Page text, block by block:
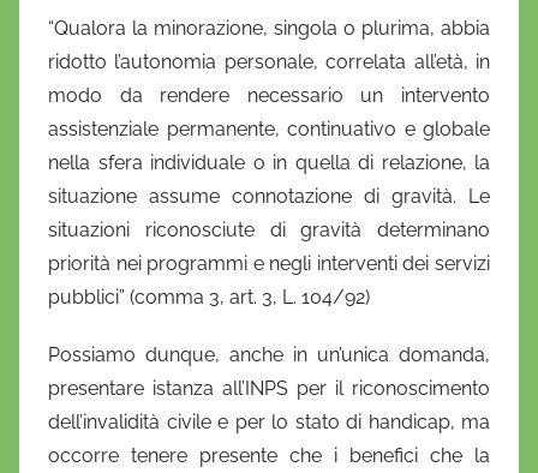
“Qualora la minorazione, singola o plurima, abbia
ridotto l’autonomia personale, correlata all’età, in
modo da rendere necessario un intervento
assistenziale permanente, continuativo e globale
nella sfera individuale o in quella di relazione, la
situazione assume connotazione di gravità. Le
situazioni riconosciute di gravità determinano
priorità nei programmi e negli interventi dei servizi
pubblici” (comma 3, art. 3, L. 104/92)
Possiamo dunque, anche in un’unica domanda,
presentare istanza all’INPS per il riconoscimento
dell’invalidità civile e per lo stato di handicap, ma
occorre tenere presente che i benefici che la